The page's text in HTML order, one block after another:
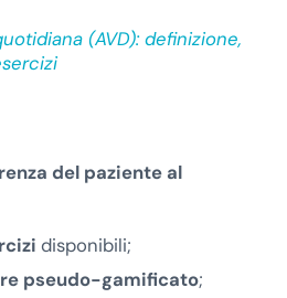
(AVD): definizione,
del paziente al
disponibili;
pseudo-gamificato;